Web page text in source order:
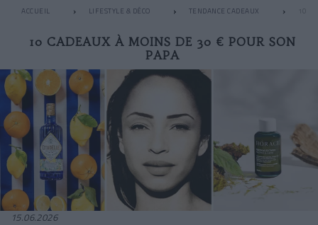
ACCUEIL LIFESTYLE & DÉCO TENDANCE CADEAUX
10 CADEAUX À MOINS DE 30 € POUR SON
PAPA
15.06.2026